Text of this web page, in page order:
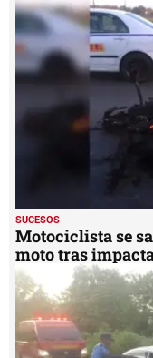
SUCESOS
Motociclista se
moto tras